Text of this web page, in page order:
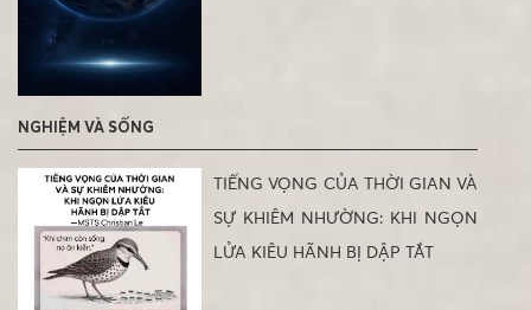
NGHIỆM VÀ SỐNG
TIẾNG VỌNG CỦA THỜI GIAN VÀ
SỰ KHIÊM NHƯỜNG: KHI NGỌN
LỬA KIÊU HÃNH BỊ DẬP TẮT